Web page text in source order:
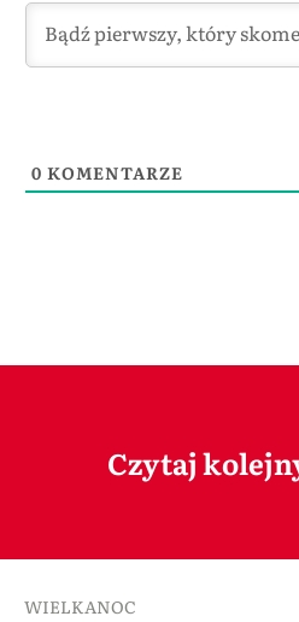
0 KOMENTARZE
Czytaj
WIELKANOC